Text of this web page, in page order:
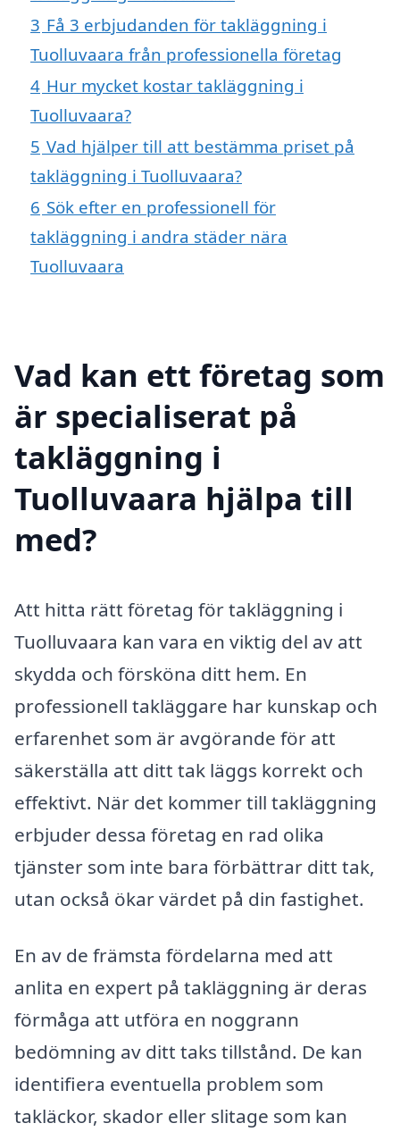
3 Få 3 erbjudanden för takläggning i
Tuolluvaara från professionella företag
4 Hur mycket kostar takläggning i
Tuolluvaara?
5 Vad hjälper till att bestämma priset på
takläggning i Tuolluvaara?
6 Sök efter en professionell för
takläggning i andra städer nära
Tuolluvaara
Vad kan ett företag som
är specialiserat på
takläggning i
Tuolluvaara hjälpa till
med?
Att hitta rätt företag för takläggning i
Tuolluvaara kan vara en viktig del av att
skydda och försköna ditt hem. En
professionell takläggare har kunskap och
erfarenhet som är avgörande för att
säkerställa att ditt tak läggs korrekt och
effektivt. När det kommer till takläggning
erbjuder dessa företag en rad olika
tjänster som inte bara förbättrar ditt tak,
utan också ökar värdet på din fastighet.
En av de främsta fördelarna med att
anlita en expert på takläggning är deras
förmåga att utföra en noggrann
bedömning av ditt taks tillstånd. De kan
identifiera eventuella problem som
takläckor, skador eller slitage som kan